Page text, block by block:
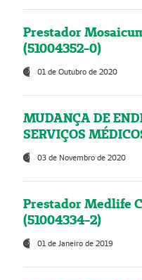
Prestador
(51004352-0)
01 de Outubro de 2020
MUDANÇA DE
SERVIÇOS
03 de Novembro de 2020
Prestador Medlife
(51004334-2)
01 de Janeiro de 2019